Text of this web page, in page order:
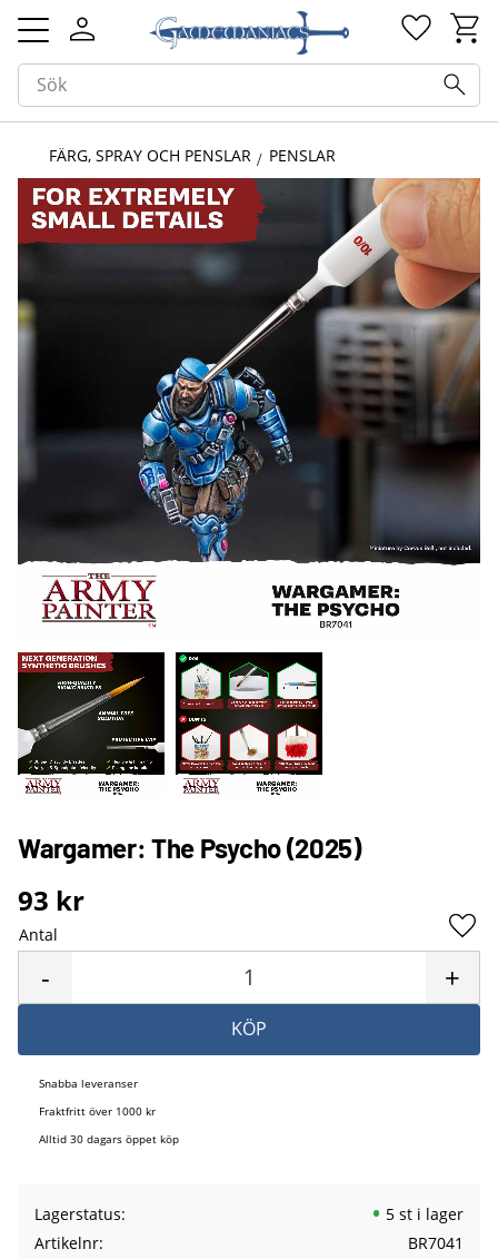
Meny
FÄRG, SPRAY OCH PENSLAR PENSLAR
Wargamer: The Psycho (2025)
93 kr
Antal
+
-
KÖP
Snabba leveranser
Fraktfritt över 1000 kr
Alltid 30 dagars öppet köp
Lagerstatus
5 st i lager
Artikelnr
BR7041